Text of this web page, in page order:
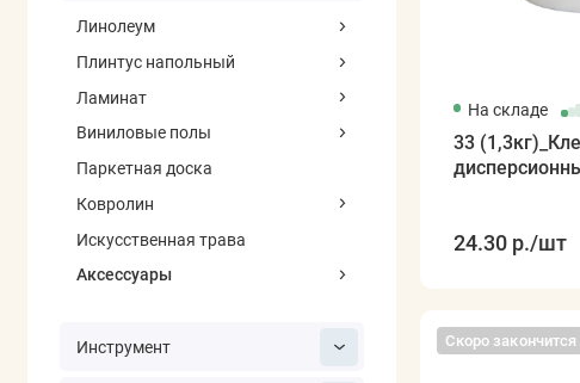
Линолеум
Плинтус напольный
Ламинат
Виниловые полы
Паркетная доска
Ковролин
Искусственная трава
Аксессуары
Инструмент
На складе
33
24.30 р./шт
Скоро закончится